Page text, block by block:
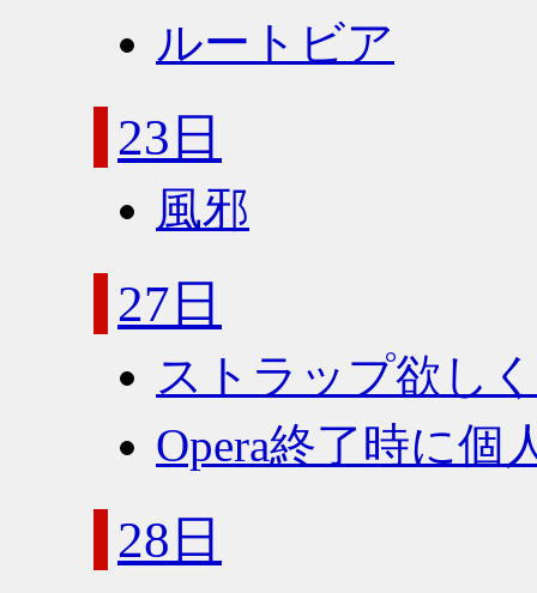
ルートビア
23日
風邪
27日
ストラップ欲し
Opera終了時に個
28日